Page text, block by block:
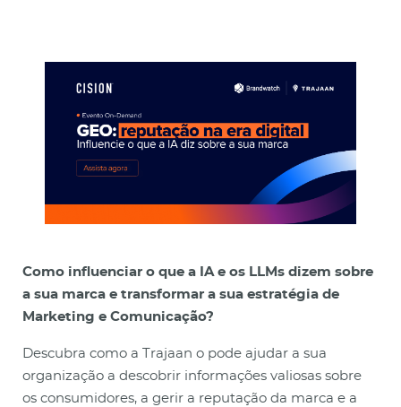
Como influenciar o que a IA e os LLMs dizem sobre
a sua marca e transformar a sua estratégia de
Marketing e Comunicação?
Descubra como a Trajaan o pode ajudar a sua
organização a descobrir informações valiosas sobre
os consumidores, a gerir a reputação da marca e a